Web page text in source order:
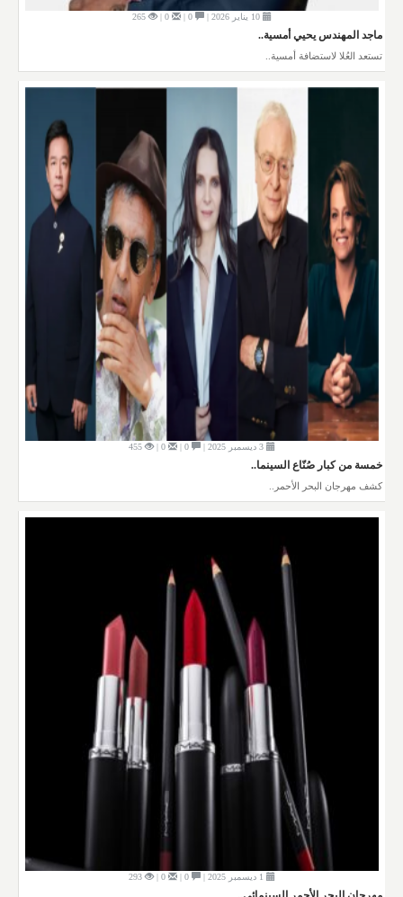
265
ماجد المهندس يحيي أمسية..
تستعد العُلا لاستضافة أمسية..
455
خمسة من كبار صُنّاع السينما..
كشف مهرجان البحر الأحمر..
293